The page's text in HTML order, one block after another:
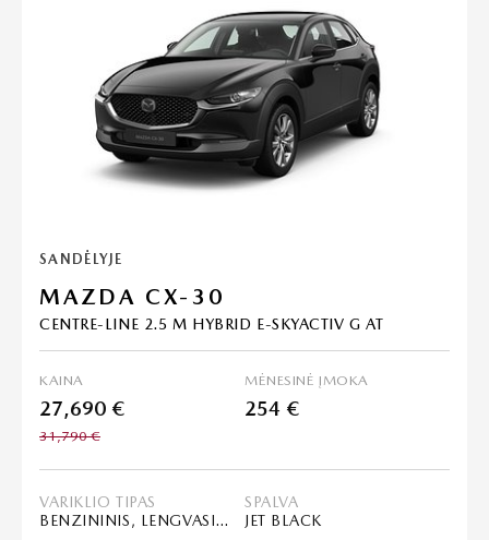
SANDĖLYJE
MAZDA CX-30
CENTRE-LINE 2.5 M HYBRID E-SKYACTIV G AT
KAINA
27,690 €
31,790 €
MĖNESINĖ ĮMOKA
254 €
VARIKLIO TIPAS
BENZININIS, LENGVASIS HIBRIDAS (MHEV)
SPALVA
JET BLACK